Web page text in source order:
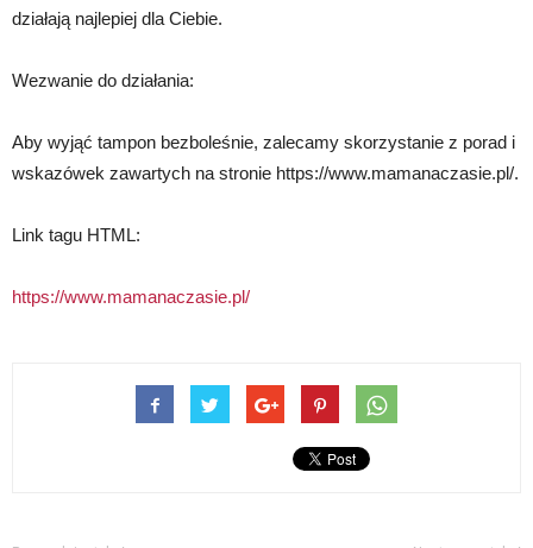
działają najlepiej dla Ciebie.
Wezwanie do działania:
Aby wyjąć tampon bezboleśnie, zalecamy skorzystanie z porad i
wskazówek zawartych na stronie https://www.mamanaczasie.pl/.
Link tagu HTML:
https://www.mamanaczasie.pl/